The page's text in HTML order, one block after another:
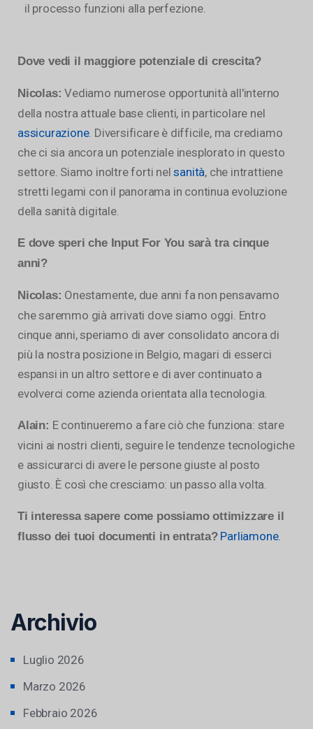
il processo funzioni alla perfezione.
Dove vedi il maggiore potenziale di crescita?
Nicolas: Vediamo numerose opportunità all'interno
della nostra attuale base clienti, in particolare nel
assicurazione. Diversificare è difficile, ma crediamo
che ci sia ancora un potenziale inesplorato in questo
settore. Siamo inoltre forti nelsanità, che intrattiene
stretti legami con il panorama in continua evoluzione
della sanità digitale.
E dove speri che Input For You sarà tra cinque
anni?
Nicolas: Onestamente, due anni fa non pensavamo
che saremmo già arrivati dove siamo oggi. Entro
cinque anni, speriamo di aver consolidato ancora di
più la nostra posizione in Belgio, magari di esserci
espansi in un altro settore e di aver continuato a
evolverci come azienda orientata alla tecnologia.
Alain: E continueremo a fare ciò che funziona: stare
vicini ai nostri clienti, seguire le tendenze tecnologiche
e assicurarci di avere le persone giuste al posto
giusto. È così che cresciamo: un passo alla volta.
Ti interessa sapere come possiamo ottimizzare il
flusso dei tuoi documenti in entrata? Parliamone.
Archivio
Luglio 2026
Marzo 2026
Febbraio 2026